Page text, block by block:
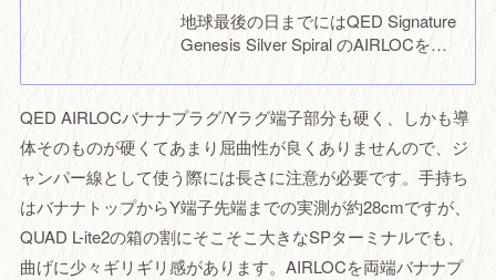
地球最後の日までにはQED Signature
Genesis Silver Spiral のAIRLOCを…
QED AIRLOCバナナプラグ/Yラグ端子部分も硬く、しかも導
体そのものが硬くてあまり屈曲性が良くありませんので、ジ
ャンパー線として使う際には長さに注意が必要です。手持ち
はバナナトップからY端子先端までの実測が約28cmですが、
QUAD L-ite2の箱の割にそこそこ大きなSPターミナルでも、
曲げに少々ギリギリ感があります。AIRLOCを両端バナナプ